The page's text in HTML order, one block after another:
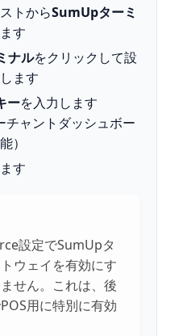
トからSumUpターミ
す
ナルをクリックして設
ます
ーを入力します
チャントダッシュボー
）
す
設定でSumUpタ
ウェイを有効にす
せん。これは、後
用に特別に有効